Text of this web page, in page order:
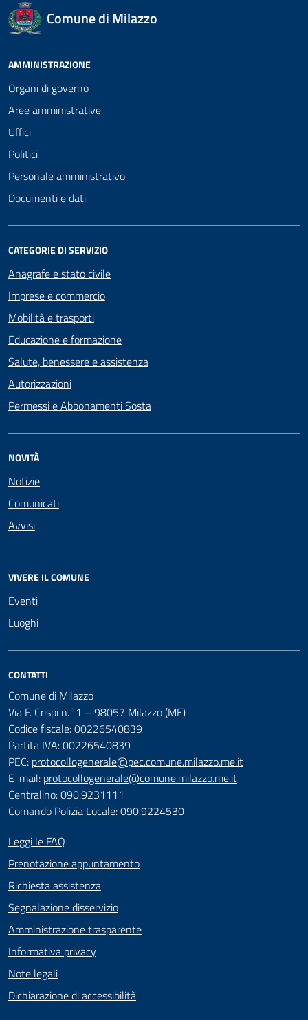
Comune di Milazzo
AMMINISTRAZIONE
Organi di governo
Aree amministrative
Uffici
Politici
Personale amministrativo
Documenti e dati
CATEGORIE DI SERVIZIO
Anagrafe e stato civile
Imprese e commercio
Mobilità e trasporti
Educazione e formazione
Salute, benessere e assistenza
Autorizzazioni
Permessi e Abbonamenti Sosta
NOVITÀ
Notizie
Comunicati
Avvisi
VIVERE IL COMUNE
Eventi
Luoghi
CONTATTI
Comune di Milazzo
Via F. Crispi n.°1 – 98057 Milazzo (ME)
Codice fiscale: 00226540839
Partita IVA: 00226540839
PEC: protocollogenerale@pec.comune.milazzo.me.it
E-mail: protocollogenerale@comune.milazzo.me.it
Centralino: 090.9231111
Comando Polizia Locale: 090.9224530
Leggi le FAQ
Prenotazione appuntamento
Richiesta assistenza
Segnalazione disservizio
Amministrazione trasparente
Informativa privacy
Note legali
Dichiarazione di accessibilità